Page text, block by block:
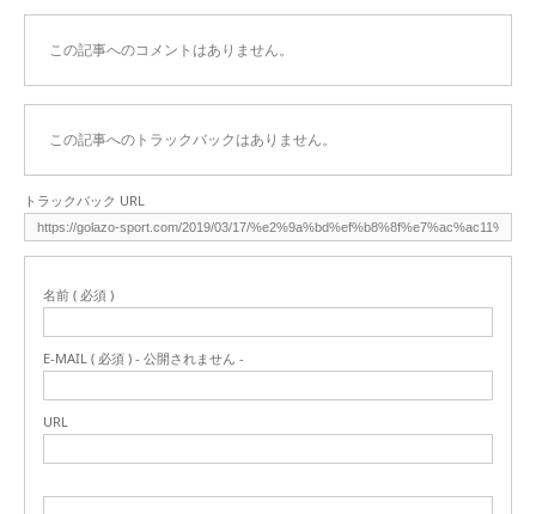
この記事へのコメントはありません。
この記事へのトラックバックはありません。
トラックバック URL
名前 ( 必須 )
E-MAIL ( 必須 ) - 公開されません -
URL